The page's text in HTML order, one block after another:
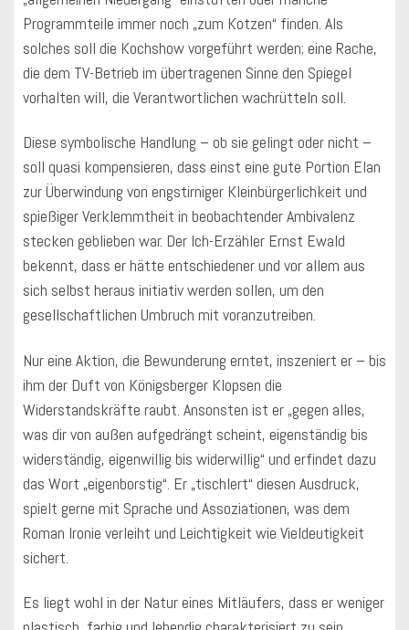
Programmteile immer noch „zum Kotzen“ finden. Als
solches soll die Kochshow vorgeführt werden; eine Rache,
die dem TV-Betrieb im übertragenen Sinne den Spiegel
vorhalten will, die Verantwortlichen wachrütteln soll.
Diese symbolische Handlung – ob sie gelingt oder nicht –
soll quasi kompensieren, dass einst eine gute Portion Elan
zur Überwindung von engstirniger Kleinbürgerlichkeit und
spießiger Verklemmtheit in beobachtender Ambivalenz
stecken geblieben war. Der Ich-Erzähler Ernst Ewald
bekennt, dass er hätte entschiedener und vor allem aus
sich selbst heraus initiativ werden sollen, um den
gesellschaftlichen Umbruch mit voranzutreiben.
Nur eine Aktion, die Bewunderung erntet, inszeniert er – bis
ihm der Duft von Königsberger Klopsen die
Widerstandskräfte raubt. Ansonsten ist er „gegen alles,
was dir von außen aufgedrängt scheint, eigenständig bis
widerständig, eigenwillig bis widerwillig“ und erfindet dazu
das Wort „eigenborstig“. Er „tischlert“ diesen Ausdruck,
spielt gerne mit Sprache und Assoziationen, was dem
Roman Ironie verleiht und Leichtigkeit wie Vieldeutigkeit
sichert.
Es liegt wohl in der Natur eines Mitläufers, dass er weniger